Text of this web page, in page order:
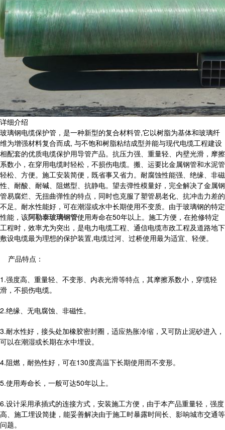
详细介绍
玻璃钢电缆保护管，是一种新型的复合材料管,它以树脂为基体和玻璃纤
维为增强材料复合而成, 与不饱和树脂粘结成型并能与现代电缆工程建设
相配套的优质电缆保护用导管产品。抗压力强、重量轻、内壁光滑，摩擦
系数小，在穿用电缆时轻松，不损伤电缆。搬、运要比金属钢管和水泥管
轻松、方便。施工安装简便，既省事又省力。耐腐蚀性能强、绝缘、非磁
性、耐酸、耐碱、阻燃型、抗静电。望去弹性模量好，完全解决了金属钢
管易腐烂、无扭曲弹性的特点，同时也克服了塑管易老化、抗冲击力差的
不足。耐水性能好，可在潮湿或水中长期使用不变质。由于玻璃钢的特定
性能，该阿勒泰玻璃钢管使用寿命在50年以上。施工方便，在抢修特定
工程时，效率尤为突出，是电力电缆工程、通信电缆市政工程及道路地下
敷设电缆最为理想的保护装置,电缆过河、过桥使用最为适宜、轻便。
产品特点：
1.强度高、重量轻、不变形、内表光滑等特点，其摩擦系数小，穿缆轻
滑，不损伤电缆。
2.绝缘、无电腐蚀、非磁性。
3.耐水性好，接头处加橡胶密封圈，适应热胀冷缩，又可防止泥砂进入，
可以在潮湿或长期在水中埋设。
4.阻燃，耐热性好，可在130度高温下长期使用而不变形。
5.使用寿命长，一般可达50年以上。
6.设计采用承插式的连接方式，安装施工方便，由于本产品重量轻，强度
高、施工埋设简捷，能妥善解决由于施工时暴露时间长、影响城市交通等
问题。